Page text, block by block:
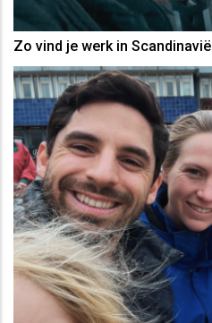
Zo vind je werk in Scandinavië